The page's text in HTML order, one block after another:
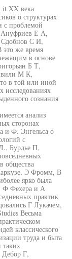
it XX века
о структурах
с проблемой
Е А,
С И,
же время
в основе
Б Т,
М К,
в той или иной
исследованиях
сознания
анализ
сторонах
и Ф. Энгельса о
с
Бурдье П,
общества
Э Фромм, В
ярко была
Ф Фехера и А
практик
Г Лукачем,
Весьма
классического
труда и быта
таких
Дебор Г,